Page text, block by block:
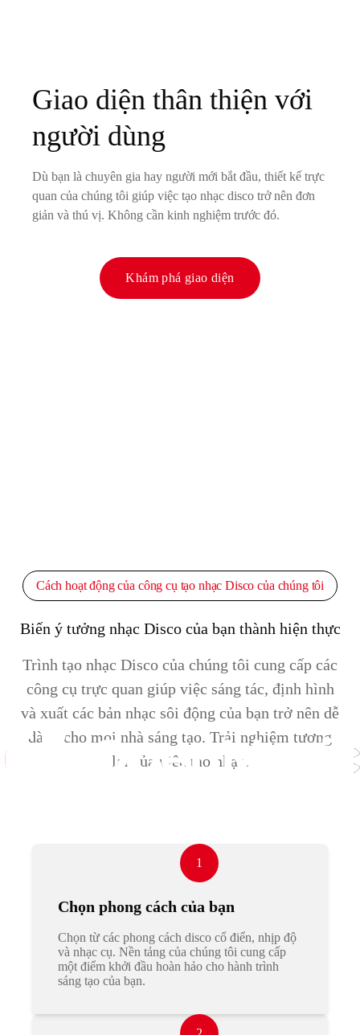
Giao diện thân thiện với
người dùng
Dù bạn là chuyên gia hay người mới bắt đầu, thiết kế trực
quan của chúng tôi giúp việc tạo nhạc disco trở nên đơn
giản và thú vị. Không cần kinh nghiệm trước đó.
Khám phá giao diện
Cách hoạt động của công cụ tạo nhạc Disco của chúng tôi
Biến ý tưởng nhạc Disco của bạn thành hiện thực
Trình tạo nhạc Disco của chúng tôi cung cấp các
công cụ trực quan giúp việc sáng tác, định hình
và xuất các bản nhạc sôi động của bạn trở nên dễ
dàng cho mọi nhà sáng tạo. Trải nghiệm tương
lai của việc tạo nhạc.
1
Chọn phong cách của bạn
Chọn từ các phong cách disco cổ điển, nhịp độ
và nhạc cụ. Nền tảng của chúng tôi cung cấp
một điểm khởi đầu hoàn hảo cho hành trình
sáng tạo của bạn.